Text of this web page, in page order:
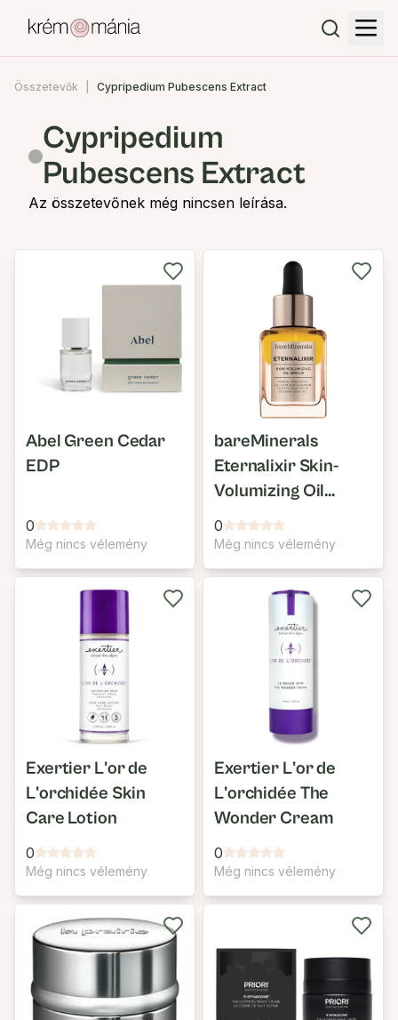
Összetevők Cypripedium Pubescens Extract
Cypripedium
Pubescens Extract
Az összetevőnek még nincsen leírása.
Abel Green Cedar
EDP
0
Még nincs vélemény
bareMinerals
Eternalixir Skin-
Volumizing Oil
Serum
0
Még nincs vélemény
Exertier L'or de
L'orchidée Skin
Care Lotion
0
Még nincs vélemény
Exertier L'or de
L'orchidée The
Wonder Cream
0
Még nincs vélemény